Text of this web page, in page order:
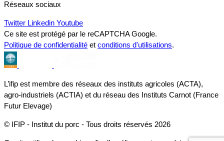
Réseaux sociaux
Twitter Linkedin Youtube
Ce site est protégé par le reCAPTCHA Google.
Politique de confidentialité et conditions d'utilisations.
L’ifip est membre des réseaux des instituts agricoles (ACTA),
agro-industriels (ACTIA) et du réseau des Instituts Carnot (France
Futur Elevage)
© IFIP - Institut du porc - Tous droits réservés 2026